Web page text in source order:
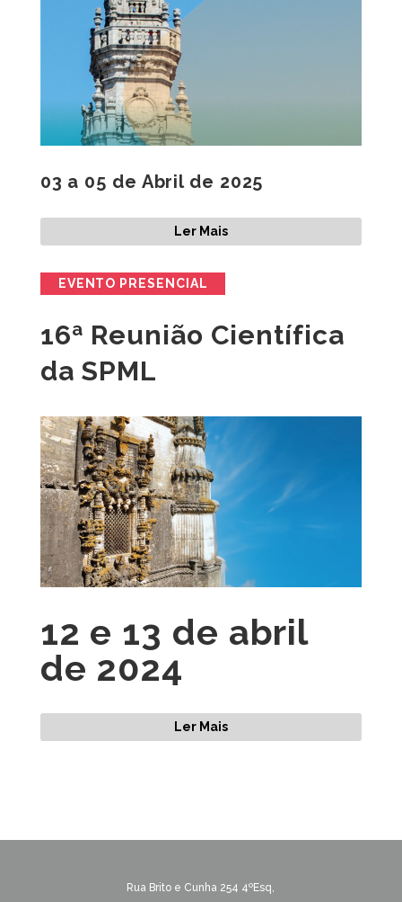
03 a 05 de Abril de 2025
Ler Mais
EVENTO PRESENCIAL
16ª Reunião Científica
da SPML
12 e 13 de abril
de 2024
Ler Mais
Rua Brito e Cunha 254 4ºEsq,